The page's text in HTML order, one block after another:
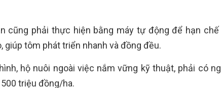
cũng phải thực hiện bằng máy tự động để hạn
giúp tôm phát triển nhanh và đồng đều.
hộ nuôi ngoài việc nắm vững kỹ thuật, phải có
triệu đồng/ha.